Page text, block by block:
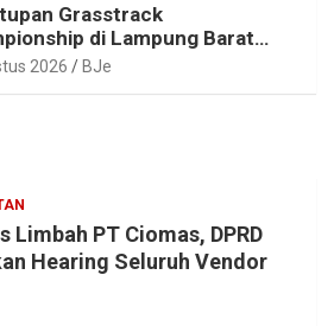
Grasstrack
di Lampung Barat
Dihadiri Ribuan Penonton; Ini
2026 BJe
Limbah PT Ciomas, DPRD
Hearing Seluruh Vendor